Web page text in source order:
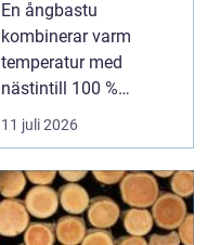
uråldrig logik
En ångbastu
kombinerar varm
temperatur med
nästintill 100 %
luftfuktighet för att sk...
11 juli 2026